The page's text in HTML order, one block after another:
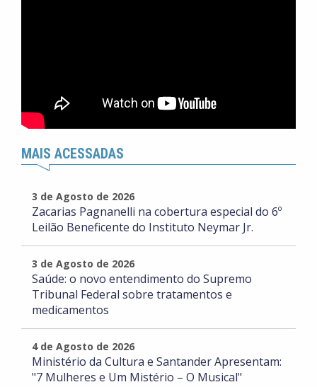
MAIS ACESSADAS
3 de Agosto de 2026
Zacarias Pagnanelli na cobertura especial do 6º
Leilão Beneficente do Instituto Neymar Jr.
3 de Agosto de 2026
Saúde: o novo entendimento do Supremo
Tribunal Federal sobre tratamentos e
medicamentos
4 de Agosto de 2026
Ministério da Cultura e Santander Apresentam:
"7 Mulheres e Um Mistério – O Musical"